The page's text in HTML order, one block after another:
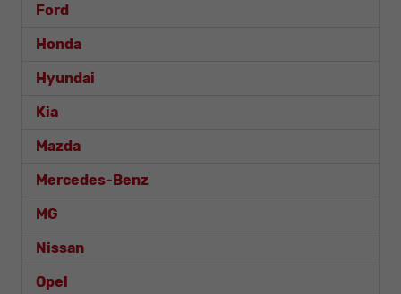
Ford
Honda
Hyundai
Kia
Mazda
Mercedes-Benz
MG
Nissan
Opel